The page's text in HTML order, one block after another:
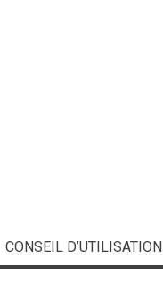
CONSEIL D’UTILISATION